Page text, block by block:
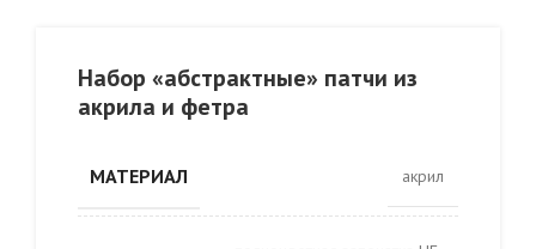
Набор «абстрактные» патчи из
акрила и фетра
МАТЕРИАЛ акрил